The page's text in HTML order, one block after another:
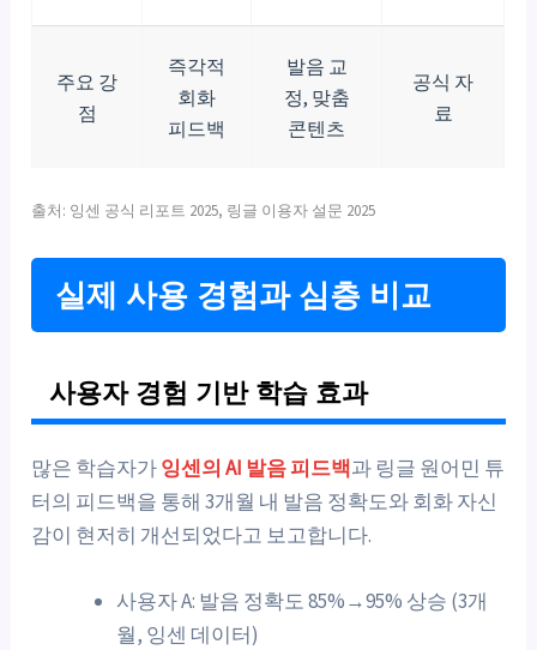
주요 강
점
즉각적
회화
피드백
발음 교
정, 맞춤
콘텐츠
공식 자
료
출처: 잉센 공식 리포트 2025, 링글 이용자 설문 2025
실제 사용 경험과 심층 비교
사용자 경험 기반 학습 효과
많은 학습자가잉센의 AI 발음 피드백과 링글 원어민 튜
터의 피드백을 통해 3개월 내 발음 정확도와 회화 자신
감이 현저히 개선되었다고 보고합니다.
사용자 A: 발음 정확도 85%→95% 상승 (3개
월, 잉센 데이터)